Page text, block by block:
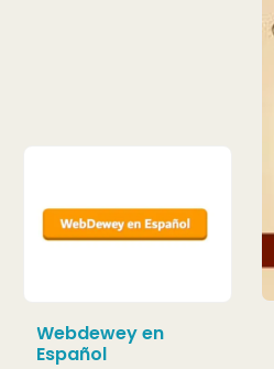
Webdewey en
Español